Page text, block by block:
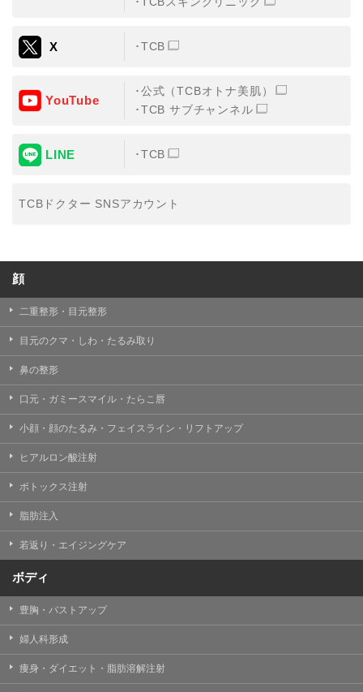
X TCB
YouTube
公式（TCBオトナ美肌）
TCB サブチャンネル
LINE TCB
TCBドクター SNSアカウント
顔
二重整形・目元整形
目元のクマ・しわ・たるみ取り
鼻の整形
口元・ガミースマイル・たらこ唇
小顔・顔のたるみ・フェイスライン・リフトアップ
ヒアルロン酸注射
ボトックス注射
脂肪注入
若返り・エイジングケア
ボディ
豊胸・バストアップ
婦人科形成
痩身・ダイエット・脂肪溶解注射